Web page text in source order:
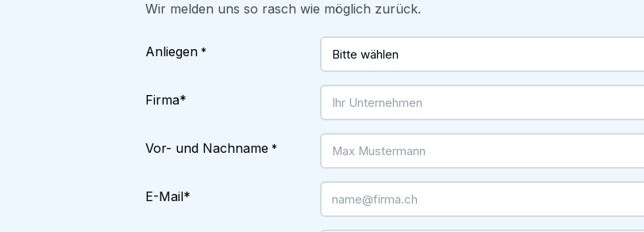
Wir melden uns so rasch wie möglich zurück.
Anliegen *
Firma*
Vor- und Nachname *
E-Mail*